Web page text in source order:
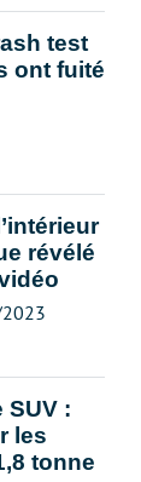
test
ont fuité
révélé
SUV :
les
tonne